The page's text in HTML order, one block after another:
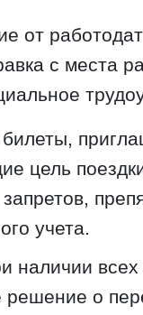
от
с места
цель
учета.
наличии
решение о